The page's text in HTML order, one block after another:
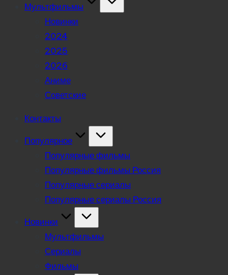
Мультфильмы
Новинки
2024
2025
2026
Аниме
Советские
Контакты
Популярное
Популярные фильмы
Популярные фильмы Россия
Популярные сериалы
Популярные сериалы Россия
Новинки
Мультфильмы
Сериалы
Фильмы